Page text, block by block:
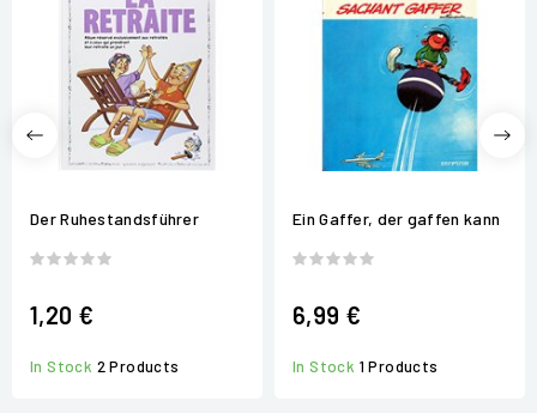
Der Ruhestandsführer
1,20 €
In Stock 2 Products
Ein Gaffer, der gaffen kann
6,99 €
In Stock 1 Products